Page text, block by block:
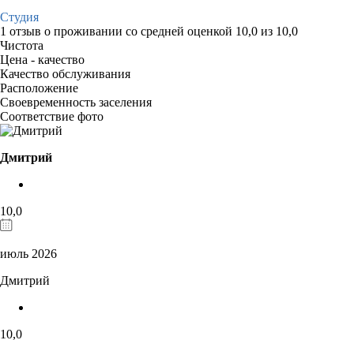
Студия
1 отзыв о проживании со средней оценкой 10,0 из 10,0
Чистота
Цена - качество
Качество обслуживания
Расположение
Своевременность заселения
Соответствие фото
Дмитрий
10,0
июль 2026
Дмитрий
10,0